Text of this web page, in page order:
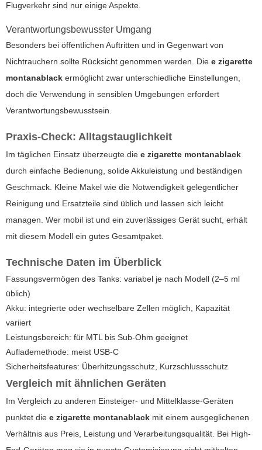
Flugverkehr sind nur einige Aspekte.
Verantwortungsbewusster Umgang
Besonders bei öffentlichen Auftritten und in Gegenwart von
Nichtrauchern sollte Rücksicht genommen werden. Die e zigarette
montanablack ermöglicht zwar unterschiedliche Einstellungen,
doch die Verwendung in sensiblen Umgebungen erfordert
Verantwortungsbewusstsein.
Praxis-Check: Alltagstauglichkeit
Im täglichen Einsatz überzeugte die e zigarette montanablack
durch einfache Bedienung, solide Akkuleistung und beständigen
Geschmack. Kleine Makel wie die Notwendigkeit gelegentlicher
Reinigung und Ersatzteile sind üblich und lassen sich leicht
managen. Wer mobil ist und ein zuverlässiges Gerät sucht, erhält
mit diesem Modell ein gutes Gesamtpaket.
Technische Daten im Überblick
Fassungsvermögen des Tanks: variabel je nach Modell (2–5 ml
üblich)
Akku: integrierte oder wechselbare Zellen möglich, Kapazität
variiert
Leistungsbereich: für MTL bis Sub-Ohm geeignet
Auflademethode: meist USB-C
Sicherheitsfeatures: Überhitzungsschutz, Kurzschlussschutz
Vergleich mit ähnlichen Geräten
Im Vergleich zu anderen Einsteiger- und Mittelklasse-Geräten
punktet die e zigarette montanablack mit einem ausgeglichenen
Verhältnis aus Preis, Leistung und Verarbeitungsqualität. Bei High-